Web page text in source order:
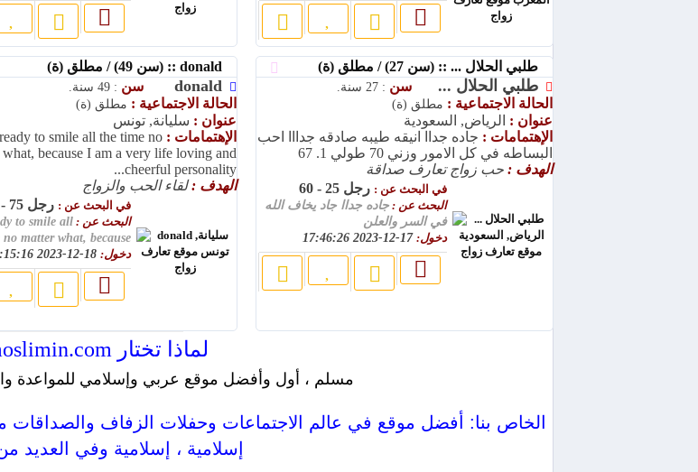
donald سن : 49 سنة.
الحالة الاجتماعية : مطلق (ة)
عنوان : سليانة, تونس
الإهتمامات : to smile all the time no
what, because I am a very life loving and
cheerful personality...
الهدف :لقاء الحب والزواج
في البحث عن : رجل 75 - 49
البحث عن : to smile all
matter what, because...
دخول:
طلبي الحلال ... :: (سن 27) / مطلق (ة)
طلبي الحلال ... سن : 27 سنة.
الحالة الاجتماعية : مطلق (ة)
عنوان : الرياض, السعودية
الإهتمامات : جاده جداا انيقه طيبه صادقه جدااا احب
البساطه في كل الامور وزني 70 طولي 1. 67
الهدف : حب زواج تعارف صداقة
في البحث عن : رجل 25 - 60
البحث عن : جاده جداا جاد يخاف الله
في السر والعلن
دخول: 17-12-2023 17:46:26
لماذا تختار moslimin.com؟
مسلم ، أول وأفضل موقع عربي وإسلامي للمواعدة
إسلامية ، إسلامية وفي العديد